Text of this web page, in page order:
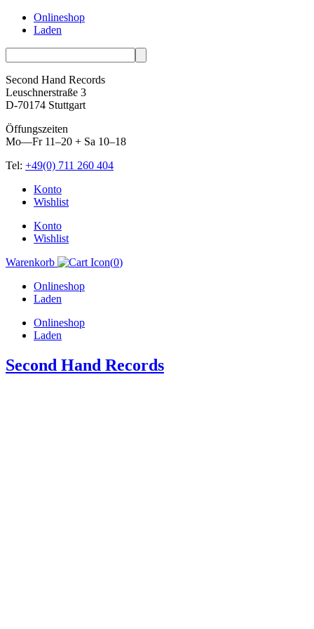
Onlineshop
Laden
Second Hand Records
Leuschnerstraße 3
D-70174 Stuttgart
Öffungszeiten
Mo—Fr 11–20 + Sa 10–18
Tel: +49(0) 711 260 404
Skip
Konto
Wishlist
Konto
Wishlist
Warenkorb
(0)
Onlineshop
Laden
Onlineshop
Laden
Second Hand Records